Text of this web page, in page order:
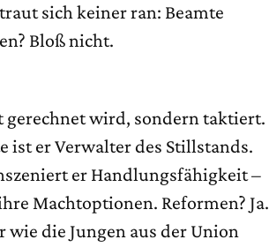
sich keiner ran: Beamte
Bloß nicht.
gerechnet wird, sondern taktiert.
ist er Verwalter des Stillstands.
er Handlungsfähigkeit –
Machtoptionen. Reformen? Ja.
wie die Jungen aus der Union